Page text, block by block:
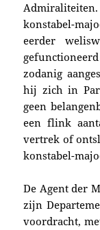
Admiraliteiten.
konstabel-
eerder
zodanig
hij zichin
geen
een flink
vertrek of
konstabel-
De Agent der
zijn
voordracht,